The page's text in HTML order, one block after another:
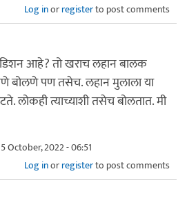
Log inorregisterto post comments
आहे? तो खराच लहान बालक
बोलणे पण तसेच. लहान मुलाला या
लोकही त्याच्याशी तसेच बोलतात. मी
October, 2022 - 06:51
Log inorregisterto post comments